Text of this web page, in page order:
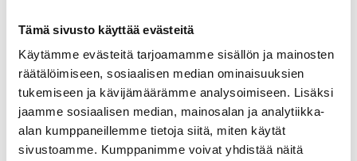
Tämä sivusto käyttää evästeitä
Käytämme evästeitä tarjoamamme sisällön ja mainosten
räätälöimiseen, sosiaalisen median ominaisuuksien
tukemiseen ja kävijämäärämme analysoimiseen. Lisäksi
jaamme sosiaalisen median, mainosalan ja analytiikka-
alan kumppaneillemme tietoja siitä, miten käytät
sivustoamme. Kumppanimme voivat yhdistää näitä
enintään 12 osallistujaa
kuuden viikon aktiivinen ohjelma
yhdeksän akavalaisen liiton yhteisprojekti.
Toimintaa koordinoi Rekryboosterin uravalmentaja Anna
Rossi. Lisätietoja voit kysyä tarvittaessa
rekryboosteri.info@gmail.com.